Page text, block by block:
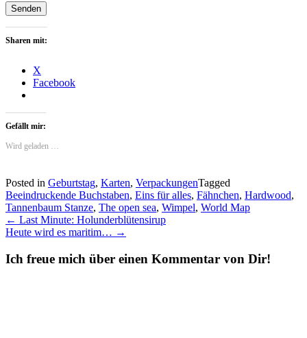
Senden
Sharen mit:
X
Facebook
Gefällt mir:
Wird geladen …
Posted in Geburtstag, Karten, VerpackungenTagged
Beeindruckende Buchstaben, Eins für alles, Fähnchen, Hardwood,
Tannenbaum Stanze, The open sea, Wimpel, World Map
Post
navigation
← Last Minute: Holunderblütensirup
Heute wird es maritim… →
Ich freue mich über einen Kommentar von Dir!